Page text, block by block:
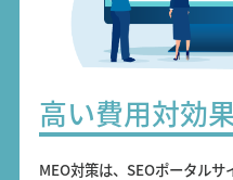
高い費用対効
MEO対策は、SEOポータルサ